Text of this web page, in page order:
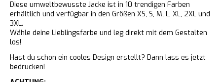
Diese umweltbewusste Jacke ist in 10 trendigen Farben
erhältlich und verfügbar in den Größen XS, S, M, L, XL, 2XL und
3XL.
Wähle deine Lieblingsfarbe und leg direkt mit dem Gestalten
los!
Hast du schon ein cooles Design erstellt? Dann lass es jetzt
bedrucken!